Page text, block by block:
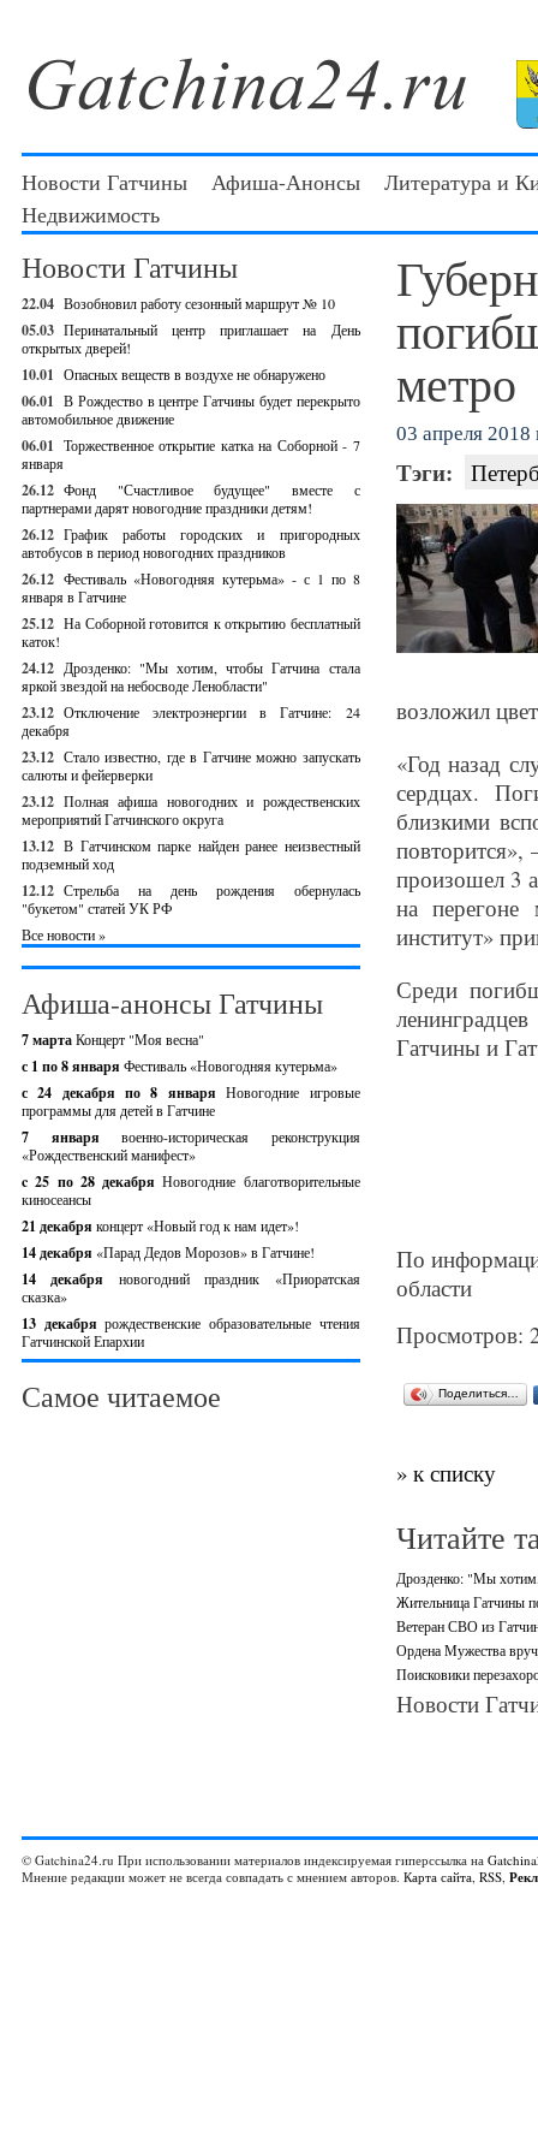
Новости Гатчины Афиша-Анонсы
Литература и
Недвижимость
Новости Гатчины
22.04 Возобновил работу сезонный маршрут № 10
05.03 Перинатальный центр приглашает на День
открытых дверей!
10.01 Опасных веществ в воздухе не обнаружено
06.01 В Рождество в центре Гатчины будет перекрыто
автомобильное движение
06.01 Торжественное открытие катка на Соборной - 7
января
26.12 Фонд "Счастливое будущее" вместе с
партнерами дарят новогодние праздники детям!
26.12 График работы городских и пригородных
автобусов в период новогодних праздников
26.12 Фестиваль «Новогодняя кутерьма» - с 1 по 8
января в Гатчине
25.12 На Соборной готовится к открытию бесплатный
каток!
24.12 Дрозденко: "Мы хотим, чтобы Гатчина стала
яркой звездой на небосводе Ленобласти"
23.12 Отключение электроэнергии в Гатчине: 24
декабря
23.12 Стало известно, где в Гатчине можно запускать
салюты и фейерверки
23.12 Полная афиша новогодних и рождественских
мероприятий Гатчинского округа
13.12 В Гатчинском парке найден ранее неизвестный
подземный ход
12.12 Стрельба на день рождения обернулась
"букетом" статей УК РФ
Все новости »
Афиша-анонсы Гатчины
7 мартаКонцерт "Моя весна"
с 1 по 8 января Фестиваль «Новогодняя кутерьма»
с 24 декабря по 8 январяНовогодние игровые
программы для детей в Гатчине
7 январявоенно-историческая реконструкция
«Рождественский манифест»
c 25 по 28 декабряНовогодние благотворительные
киносеансы
21 декабря концерт «Новый год к нам идет»!
14 декабря «Парад Дедов Морозов» в Гатчине!
14 декабря новогодний праздник «Приоратская
сказка»
13 декабрярождественские образовательные чтения
Гатчинской Епархии
Самое читаемое
метро
03 апреля 2018
Тэги:
возложил
«Год назад
сердцах.
близкими
повторится»,
произошел 3
на перегоне
институт»
Среди
Гатчины и
По
области
Просмотров:
Поделиться…
» к списку
Читайте
Дрозденко: "Мы хотим,
Жительница Гатчины
Ветеран СВО из
Ордена Мужества
Поисковики
Новости
© Gatchina24.ru При использовании материалов индексируемая гиперссылка на
Мнение редакции может не всегда совпадать с мнением авторов. Карта сайта, RSS,